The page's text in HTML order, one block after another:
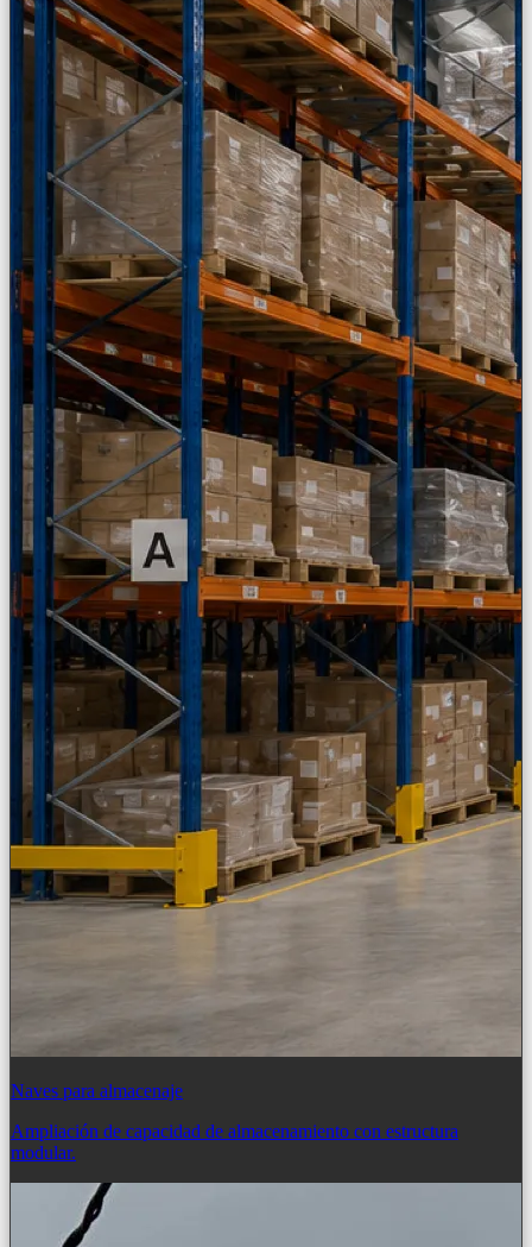
Naves para almacenaje
Ampliación de capacidad de almacenamiento con estructura
modular.